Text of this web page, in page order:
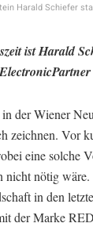
Harald Schiefer
ist Harald
der Wiener
zeichnen. Vor
eine solche
nötig
in den
der Marke